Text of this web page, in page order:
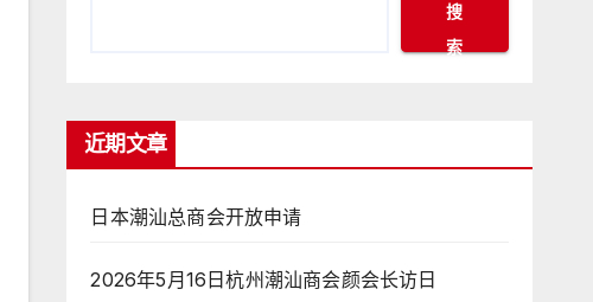
搜
索
近期文章
日本潮汕总商会开放申请
2026年5月16日杭州潮汕商会颜会长访日